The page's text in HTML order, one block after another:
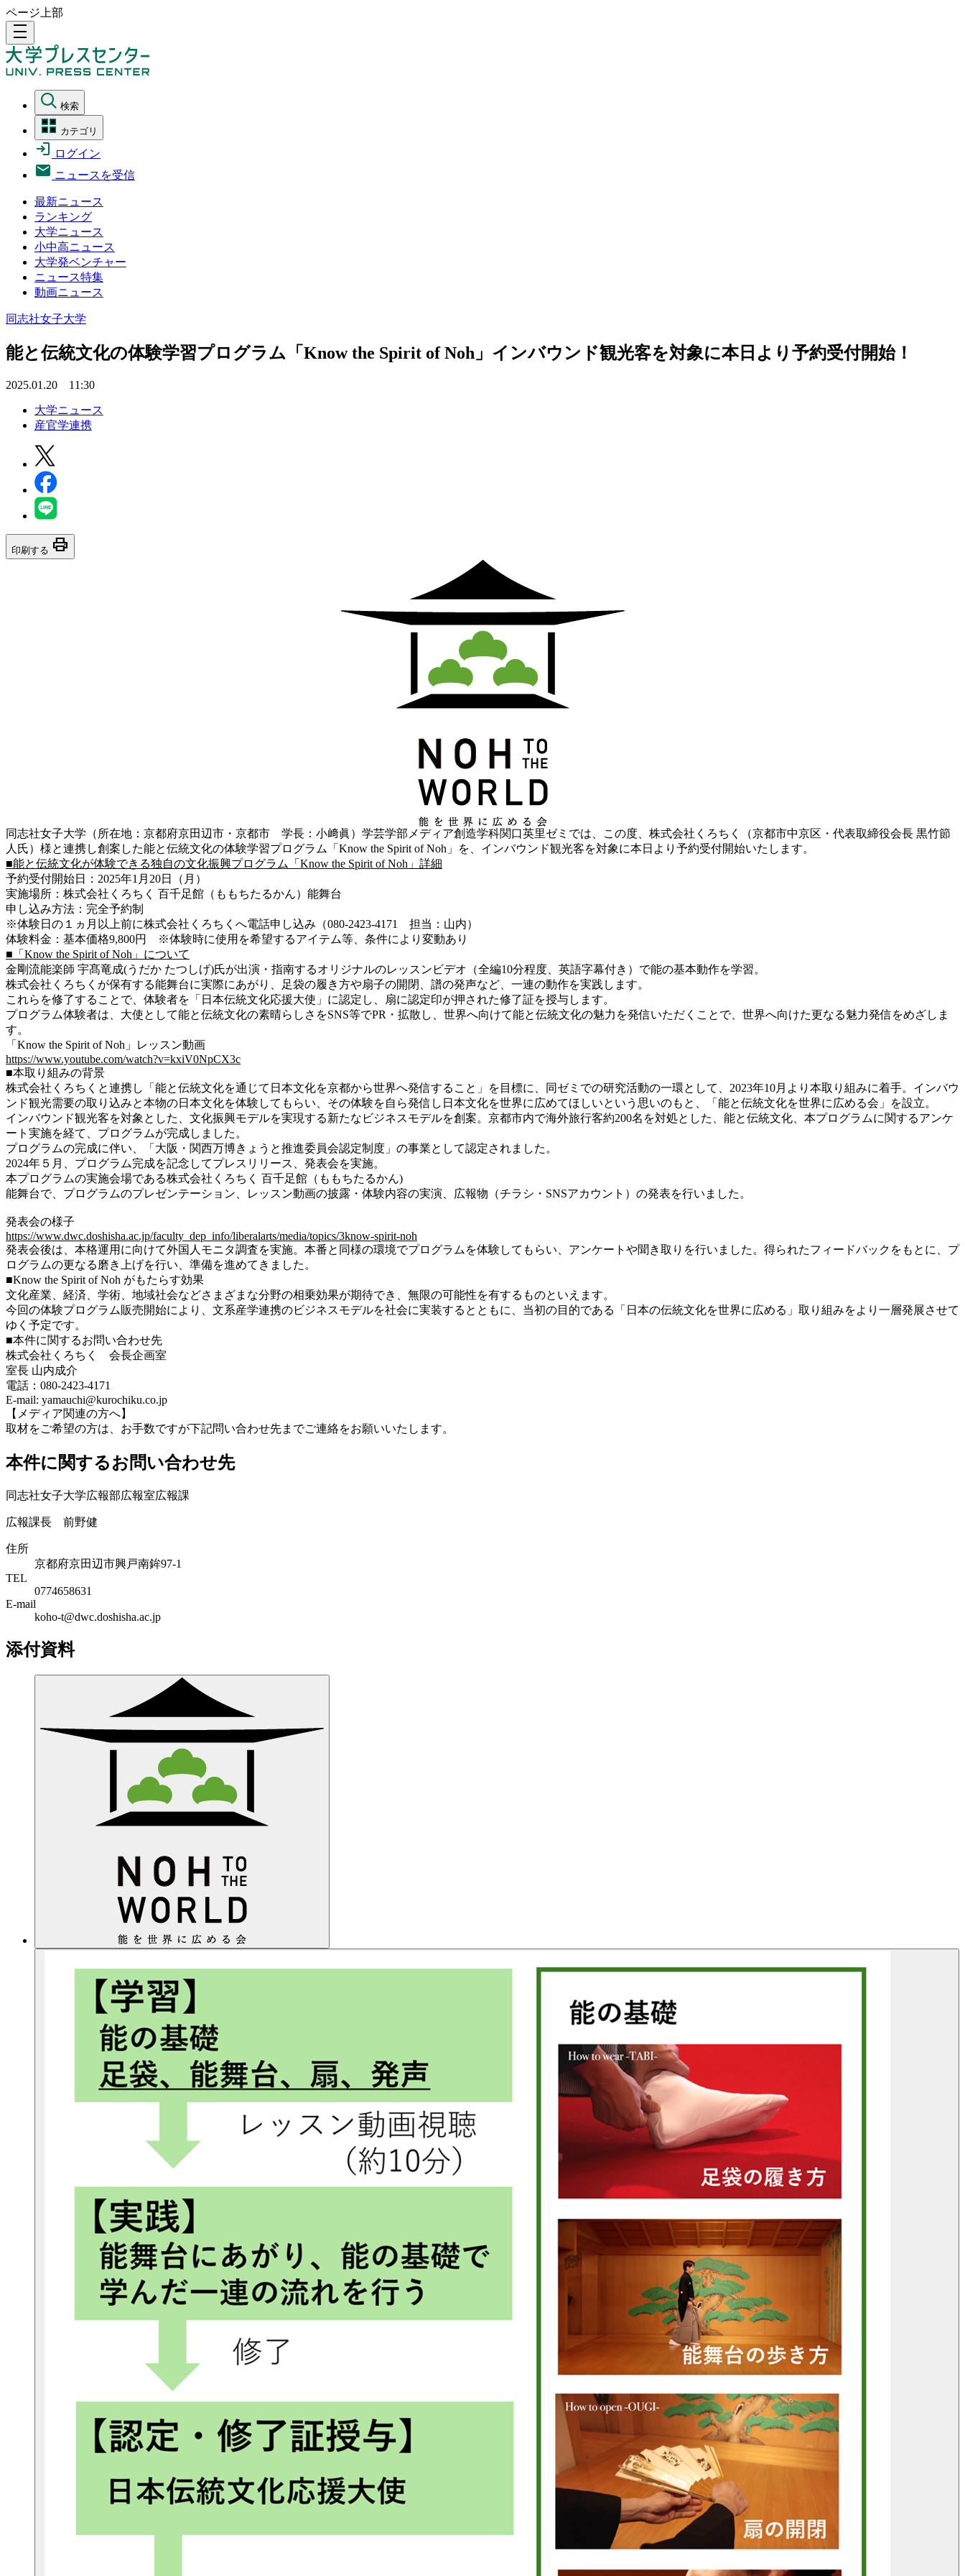
ページ上部
density_medium
検索
カテゴリ
ログイン
ニュースを受信
最新ニュース
ランキング
大学ニュース
小中高ニュース
大学発ベンチャー
ニュース特集
動画ニュース
同志社女子大学
能と伝統文化の体験学習プログラム「Know the Spirit of Noh」インバウンド観光客を対象に本日より予約受付開始！
2025.01.20 11:30
大学ニュース
産官学連携
印刷する print
同志社女子大学（所在地：京都府京田辺市・京都市 学長：小﨑眞）学芸学部メディア創造学科関口英里ゼミでは、この度、株式会社くろちく（京都市中京区・代表取締役会長 黒竹節
人氏）様と連携し創案した能と伝統文化の体験学習プログラム「Know the Spirit of Noh」を、インバウンド観光客を対象に本日より予約受付開始いたします。
■能と伝統文化が体験できる独自の文化振興プログラム「Know the Spirit of Noh」詳細
予約受付開始日：2025年1月20日（月）
実施場所：株式会社くろちく 百千足館（ももちたるかん）能舞台
申し込み方法：完全予約制
※体験日の１ヵ月以上前に株式会社くろちくへ電話申し込み（080-2423-4171 担当：山内）
体験料金：基本価格9,800円 ※体験時に使用を希望するアイテム等、条件により変動あり
■「Know the Spirit of Noh」について
金剛流能楽師 宇髙竜成(うだか たつしげ)氏が出演・指南するオリジナルのレッスンビデオ（全編10分程度、英語字幕付き）で能の基本動作を学習。
株式会社くろちくが保有する能舞台に実際にあがり、足袋の履き方や扇子の開閉、譜の発声など、一連の動作を実践します。
これらを修了することで、体験者を「日本伝統文化応援大使」に認定し、扇に認定印が押された修了証を授与します。
プログラム体験者は、大使として能と伝統文化の素晴らしさをSNS等でPR・拡散し、世界へ向けて能と伝統文化の魅力を発信いただくことで、世界へ向けた更なる魅力発信をめざしま
す。
「Know the Spirit of Noh」レッスン動画
https://www.youtube.com/watch?v=kxiV0NpCX3c
■本取り組みの背景
株式会社くろちくと連携し「能と伝統文化を通じて日本文化を京都から世界へ発信すること」を目標に、同ゼミでの研究活動の一環として、2023年10月より本取り組みに着手。インバウ
ンド観光需要の取り込みと本物の日本文化を体験してもらい、その体験を自ら発信し日本文化を世界に広めてほしいという思いのもと、「能と伝統文化を世界に広める会」を設立。
インバウンド観光客を対象とした、文化振興モデルを実現する新たなビジネスモデルを創案。京都市内で海外旅行客約200名を対処とした、能と伝統文化、本プログラムに関するアンケ
ート実施を経て、プログラムが完成しました。
プログラムの完成に伴い、「大阪・関西万博きょうと推進委員会認定制度」の事業として認定されました。
2024年５月、プログラム完成を記念してプレスリリース、発表会を実施。
本プログラムの実施会場である株式会社くろちく 百千足館（ももちたるかん)
能舞台で、プログラムのプレゼンテーション、レッスン動画の披露・体験内容の実演、広報物（チラシ・SNSアカウント）の発表を行いました。
発表会の様子
https://www.dwc.doshisha.ac.jp/faculty_dep_info/liberalarts/media/topics/3know-spirit-noh
発表会後は、本格運用に向けて外国人モニタ調査を実施。本番と同様の環境でプログラムを体験してもらい、アンケートや聞き取りを行いました。得られたフィードバックをもとに、プ
ログラムの更なる磨き上げを行い、準備を進めてきました。
■Know the Spirit of Noh がもたらす効果
文化産業、経済、学術、地域社会などさまざまな分野の相乗効果が期待でき、無限の可能性を有するものといえます。
今回の体験プログラム販売開始により、文系産学連携のビジネスモデルを社会に実装するとともに、当初の目的である「日本の伝統文化を世界に広める」取り組みをより一層発展させて
ゆく予定です。
■本件に関するお問い合わせ先
株式会社くろちく 会長企画室
室長 山内成介
電話：080-2423-4171
E-mail: yamauchi@kurochiku.co.jp
【メディア関連の⽅へ】
取材をご希望の⽅は、お⼿数ですが下記問い合わせ先までご連絡をお願いいたします。
本件に関するお問い合わせ先
同志社女子大学広報部広報室広報課
広報課長 前野健
住所
京都府京田辺市興戸南鉾97-1
TEL
0774658631
E-mail
koho-t@dwc.doshisha.ac.jp
添付資料